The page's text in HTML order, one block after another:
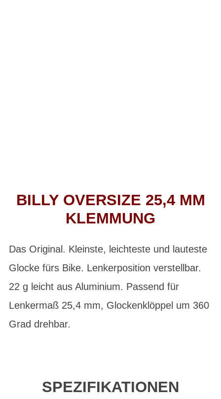
BILLY OVERSIZE 25,4 MM
KLEMMUNG
Das Original. Kleinste, leichteste und lauteste
Glocke fürs Bike. Lenkerposition verstellbar.
22 g leicht aus Aluminium. Passend für
Lenkermaß 25,4 mm, Glockenklöppel um 360
Grad drehbar.
SPEZIFIKATIONEN